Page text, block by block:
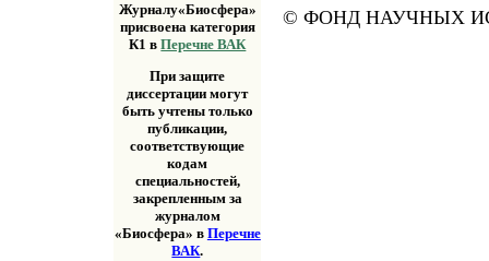
Журналу«Биосфера»
присвоена категория
К1 вПеречне ВАК
При защите
диссертации могут
быть учтены только
публикации,
соответствующие
кодам
специальностей,
закрепленным за
журналом
«Биосфера» в Перечне
ВАК.
© ФОНД НАУЧНЫХ